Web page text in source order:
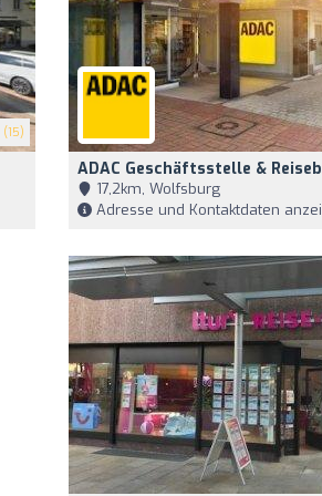
(15)
ADAC Geschäftsstelle &
17,2km, Wolfsburg
Adresse und Kontaktdaten